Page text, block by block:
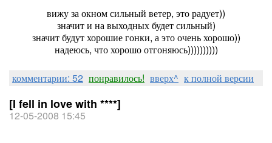
вижу за окном сильный ветер, это радует))
значит и на выходных будет сильный)
значит будут хорошие гонки, а это очень хорошо))
надеюсь, что хорошо отгоняюсь))))))))))
комментарии: 52 понравилось! вверх^ к полной версии
[I fell in love with ****]
12-05-2008 15:45